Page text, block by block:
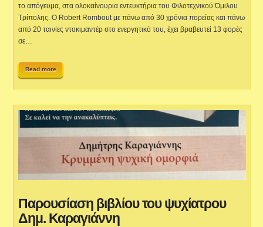
το απόγευμα, στα ολοκαίνουρια εντευκτήρια του Φιλοτεχνικού Όμιλου
Τρίπολης. Ο Robert Rombout με πάνω από 30 χρόνια πορείας και πάνω
από 20 ταινίες ντοκιμαντέρ στο ενεργητικό του, έχει βραβευτεί 13 φορές
σε…
Read more
Παρουσίαση βιβλίου του ψυχίατρου
Δημ. Καραγιάννη